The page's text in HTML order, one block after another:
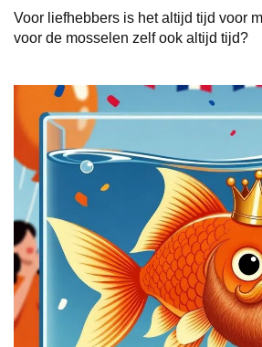
Voor liefhebbers is het altijd tijd voor
voor de mosselen zelf ook altijd tijd?